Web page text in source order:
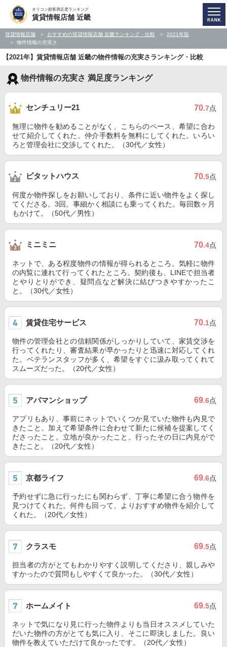
オリコン顧客満足度ランキング
賃貸情報店舗 近畿
賃貸情報店舗 おすすめの賃貸情報店舗 近畿ランキング・比較
2021年版
物件情報の充実さ
【2021年】賃貸情報店舗 近畿の物件情報の充実さランキング・比較
物件情報の充実さ 満足度ランキング
センチュリー21 70.7点
無理に物件を勧めることがなく、こちらのペース、希望に合わ
せて紹介してくれた。仲介手数料を無料にしてくれた。いろい
ろと管理会社に交渉してくれた。（30代／女性）
ピタットハウス 70.5点
何度か物件探しをお願いしており、条件に近い物件をよく探し
てくださる。3回。事細かく相談にも乗ってくれた。毎回数ヶ月
もかけて。（50代／男性）
ミニミニ 70.4点
ネットで、ある程度物件の情報が得られるところ。気軽に物件
の内覧に連れて行ってくれたところ。契約後も、LINEで担当者
とやりとりができ、疑問点など解決に結びつきやすかったこ
と。（30代／女性）
賃貸住宅サービス 70.1点
物件の管理会社との信頼関係がしっかりしていて、家賃交渉を
行ってくれたり、審査結果が早かったりと迅速に対応してくれ
た。ベテランスタッフが多く、希望をすぐに汲み取ってくれて
スムーズだった。（20代／女性）
アパマンショップ 69.6点
アプリもあり、事前にネットでいくつか見ていた物件も内見で
きたこと。加えて希望条件に合わせて新たに候補を提案してく
ださったこと。立地が良かったこと。行ったその日に内見がで
きたこと。（20代／女性）
京都ライフ 69.6点
予約せずに急に行ったにも関わらず、丁寧に希望に合う物件を
見つけてくれた。何件も回って、よりおすすめ物件を紹介して
くれた。（20代／女性）
クラスモ 69.5点
担当者の方がとてもわかりやすく説明してくださり、親しみや
すかったので質問もしやすくて良かった。（30代／女性）
ホームメイト 69.5点
ネットで気になり見に行った物件よりも当日オススメしていた
だいた物件の方がとても気に入り、そこに即決しました。良い
物件を教えていただけて良かったです。（20代／女性）